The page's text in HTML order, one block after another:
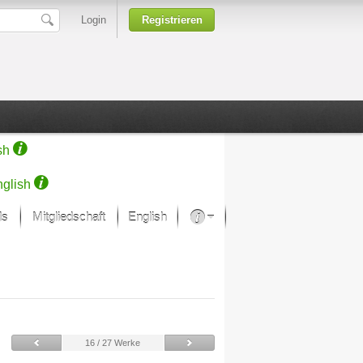
Login Registrieren
Mitgliedschaft English
Kunsthäuser
16 / 27 Werke